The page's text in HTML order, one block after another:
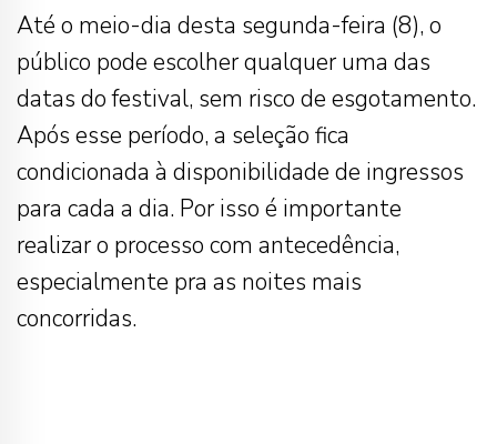
Até o meio-dia desta segunda-feira (8), o
público pode escolher qualquer uma das
datas do festival, sem risco de esgotamento.
Após esse período, a seleção fica
condicionada à disponibilidade de ingressos
para cada a dia. Por isso é importante
realizar o processo com antecedência,
especialmente pra as noites mais
concorridas.